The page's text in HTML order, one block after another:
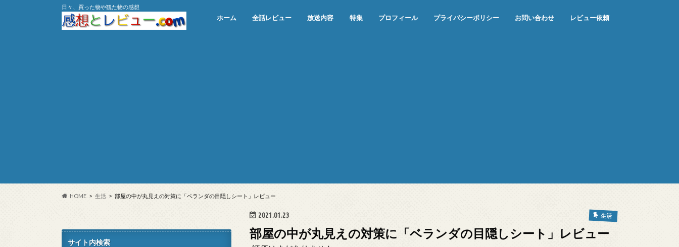
日々、買った物や観た物の感想
ホーム 全話レビュー 放送内容 特集 プロフィール プライバシーポリシー お問い合わせ レビュー依頼
HOME 生活 部屋の中が丸見えの対策に「ベランダの目隠しシート」レビュー
2021.01.23 生活
部屋の中が丸見えの対策に「ベランダの目隠しシート」レビュー
サイト内検索